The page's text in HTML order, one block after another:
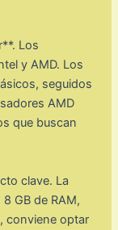
Los
y AMD. Los
seguidos
AMD
que buscan
clave. La
GB de RAM,
conviene optar